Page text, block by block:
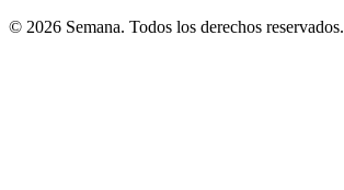
© 2026 Semana. Todos los derechos reservados.